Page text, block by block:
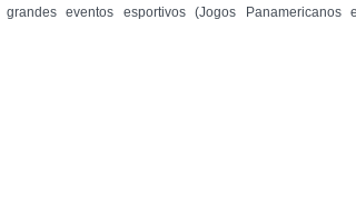
eventos esportivos (Jogos Panamericanos e